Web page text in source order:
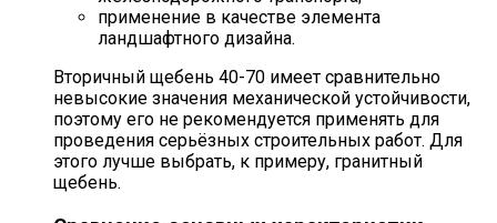
применение в качестве элемента
ландшафтного дизайна.
Вторичный щебень 40-70 имеет сравнительно
невысокие значения механической устойчивости,
поэтому его не рекомендуется применять для
проведения серьёзных строительных работ. Для
этого лучше выбрать, к примеру, гранитный
щебень.